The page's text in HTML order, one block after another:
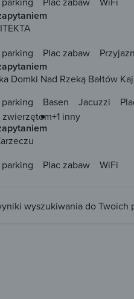
Plac zabaw
Domki Nad Rzeką Bałtów
Basen Jacuzzi
zwierzętom+1 inny
Plac zabaw WiFi
wyszukiwania do Twoich